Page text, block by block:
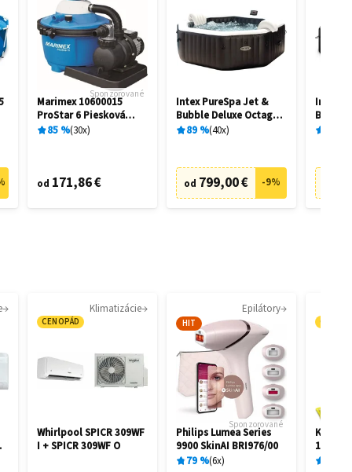
Sponzorované
Marimex 10600015
ProStar 6 Piesková
filtrácia
85 % 30x
od 171,86 €
Intex PureSpa Jet &
Bubble Deluxe Octagon
28462
89 % 40x
od 799,00 € -9%
Intex
Bubble
28458
Klimatizácie
CENOPÁD
Whirlpool SPICR 309WF
I + SPICR 309WF O
Epilátory
HIT
Sponzorované
Philips Lumea Series
9900 SkinAI BRI976/00
79 % 6x
1.081-